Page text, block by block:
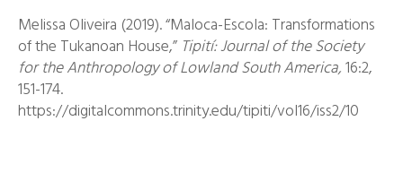
Melissa Oliveira (2019). “Maloca-Escola: Transformations
of the Tukanoan House,” Tipití: Journal of the Society
for the Anthropology of Lowland South America,16:2,
151-174.
https://digitalcommons.trinity.edu/tipiti/vol16/iss2/10